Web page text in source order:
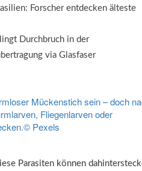
Forscher entdecken älteste
Durchbruch in der
via Glasfaser
Parasiten können